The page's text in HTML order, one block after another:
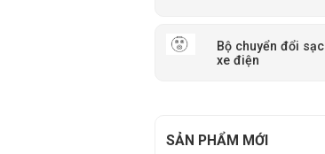
Bộ chuyển đổi sạc
xe điện
SẢN PHẨM MỚI